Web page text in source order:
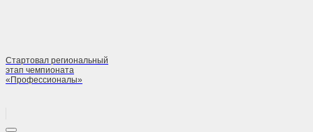
Стартовал региональный
этап чемпионата
«Профессионалы»